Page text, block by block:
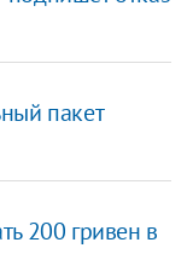
пакет
200 гривен в